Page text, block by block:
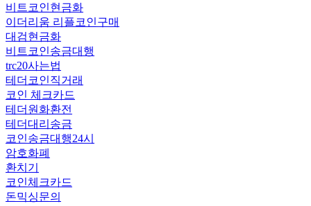
비트코인현금화
이더리움 리플코인구매
대검현금화
비트코인송금대행
trc20사는법
테더코인직거래
코인 체크카드
테더원화환전
테더대리송금
코인송금대행24시
암호화폐
환치기
코인체크카드
돈믹싱문의